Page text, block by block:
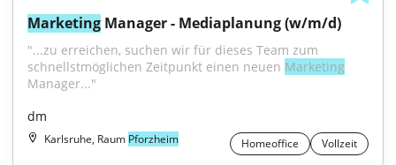
Marketing Manager - Mediaplanung (w/m/d)
"...zu erreichen, suchen wir für dieses Team zum
schnellstmöglichen Zeitpunkt einen neuen Marketing
Manager..."
dm
Karlsruhe, Raum Pforzheim Homeoffice Vollzeit